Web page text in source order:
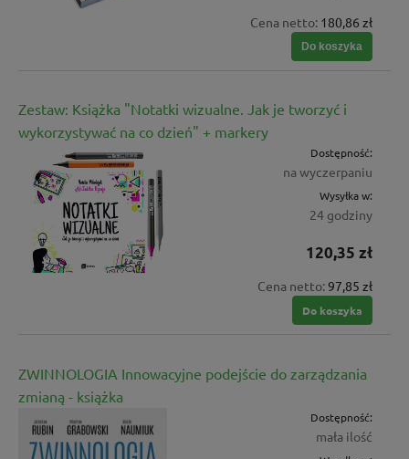
Cena netto: 180,86 zł
Do koszyka
Zestaw: Książka "Notatki wizualne. Jak je tworzyć i
wykorzystywać na co dzień" + markery
Dostępność:
na wyczerpaniu
Wysyłka w:
24 godziny
120,35 zł
Cena netto:97,85 zł
Do koszyka
ZWINNOLOGIA Innowacyjne podejście do zarządzania
zmianą - książka
Dostępność:
mała ilość